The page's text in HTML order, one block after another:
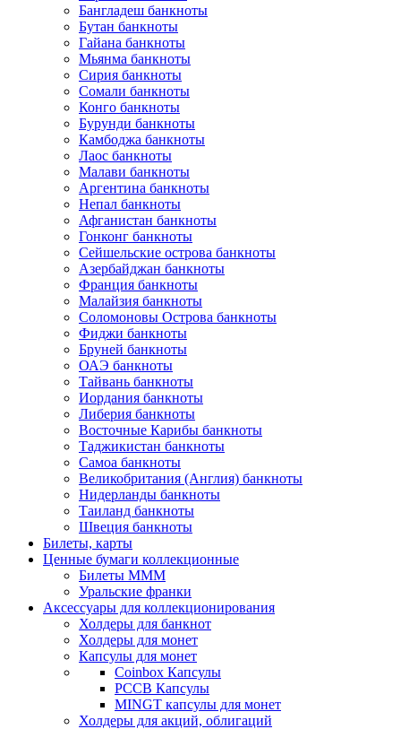
Бангладеш банкноты
Бутан банкноты
Гайана банкноты
Мьянма банкноты
Сирия банкноты
Сомали банкноты
Конго банкноты
Бурунди банкноты
Камбоджа банкноты
Лаос банкноты
Малави банкноты
Аргентина банкноты
Непал банкноты
Афганистан банкноты
Гонконг банкноты
Сейшельские острова банкноты
Азербайджан банкноты
Франция банкноты
Малайзия банкноты
Соломоновы Острова банкноты
Фиджи банкноты
Бруней банкноты
ОАЭ банкноты
Тайвань банкноты
Иордания банкноты
Либерия банкноты
Восточные Карибы банкноты
Таджикистан банкноты
Самоа банкноты
Великобритания (Англия) банкноты
Нидерланды банкноты
Таиланд банкноты
Швеция банкноты
Билеты, карты
Ценные бумаги коллекционные
Билеты МММ
Уральские франки
Аксессуары для коллекционирования
Холдеры для банкнот
Холдеры для монет
Капсулы для монет
Coinbox Капсулы
РССВ Капсулы
MINGT капсулы для монет
Холдеры для акций, облигаций